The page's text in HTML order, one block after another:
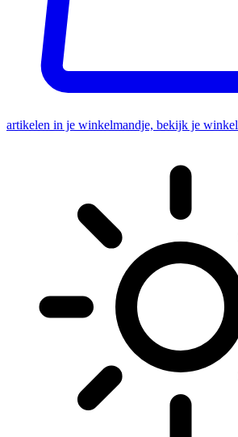
artikelen in je winkelmandje, bekijk je